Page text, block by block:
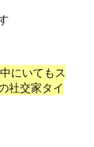
にいてもス
社交家タイ